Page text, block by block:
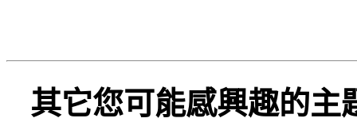
其它您可能感興趣的主